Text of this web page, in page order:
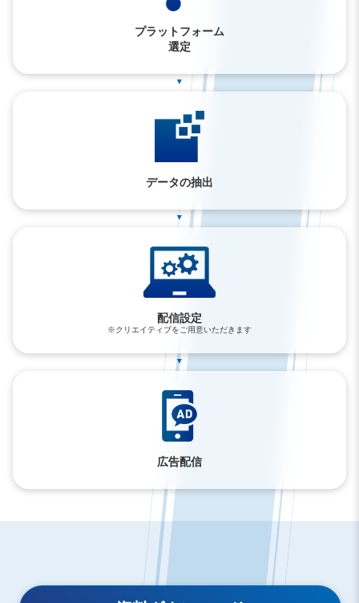
プラットフォーム
選定
▲
データの抽出
▲
配信設定
※クリエイティブをご用意いただきます
▲
広告配信